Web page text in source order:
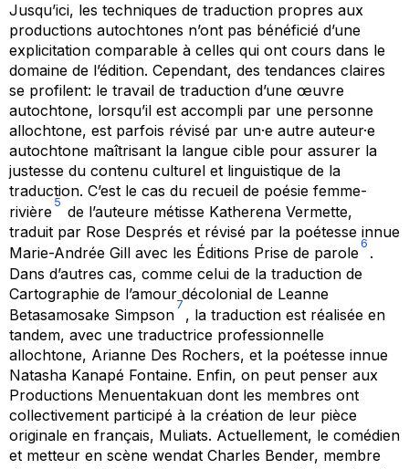
Jusqu’ici, les techniques de traduction propres aux
productions autochtones n’ont pas bénéficié d’une
explicitation comparable à celles qui ont cours dans le
domaine de l’édition. Cependant, des tendances claires
se profilent: le travail de traduction d’une œuvre
autochtone, lorsqu’il est accompli par une personne
allochtone, est parfois révisé par un·e autre auteur·e
autochtone maîtrisant la langue cible pour assurer la
justesse du contenu culturel et linguistique de la
traduction. C’est le cas du recueil de poésie femme-
rivière
5
de l’auteure métisse Katherena Vermette,
traduit par Rose Després et révisé par la poétesse innue
Marie-Andrée Gill avec les Éditions Prise de parole
6
.
Dans d’autres cas, comme celui de la traduction de
Cartographie de l’amour décolonial de Leanne
Betasamosake Simpson
7
, la traduction est réalisée en
tandem, avec une traductrice professionnelle
allochtone, Arianne Des Rochers, et la poétesse innue
Natasha Kanapé Fontaine. Enfin, on peut penser aux
Productions Menuentakuan dont les membres ont
collectivement participé à la création de leur pièce
originale en français, Muliats. Actuellement, le comédien
et metteur en scène wendat Charles Bender, membre